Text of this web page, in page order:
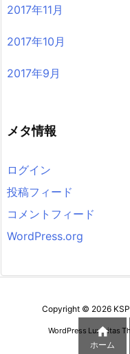
2017年11月
2017年10月
2017年9月
メタ情報
ログイン
投稿フィード
コメントフィード
WordPress.org
Copyright © 2026
WordPress Luxeritas

ホーム